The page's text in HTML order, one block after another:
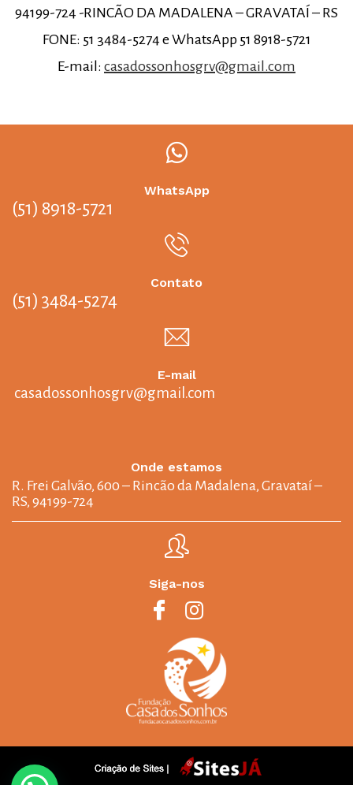
94199-724 -RINCÃO DA MADALENA – GRAVATAÍ – RS
FONE: 51 3484-5274 e WhatsApp 51 8918-5721
E-mail: casadossonhosgrv@gmail.com
WhatsApp
(51) 8918-5721
Contato
(51) 3484-5274
E-mail
casadossonhosgrv@gmail.com
Onde estamos
R. Frei Galvão, 600 – Rincão da Madalena, Gravataí –
RS, 94199-724
Siga-nos